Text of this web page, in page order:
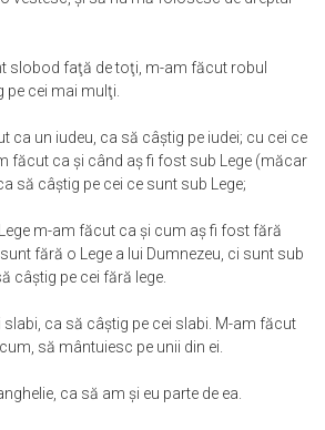
slobod faţă de toţi, m-am făcut robul
cei mai mulţi.
ca un iudeu, ca să câştig pe iudei; cu cei ce
făcut ca şi când aş fi fost sub Lege (măcar
să câştig pe cei ce sunt sub Lege;
m-am făcut ca şi cum aş fi fost fără
fără o Lege a lui Dumnezeu, ci sunt sub
câştig pe cei fără lege.
ca să câştig pe cei slabi. M-am făcut
să mântuiesc pe unii din ei.
ca să am şi eu parte de ea.